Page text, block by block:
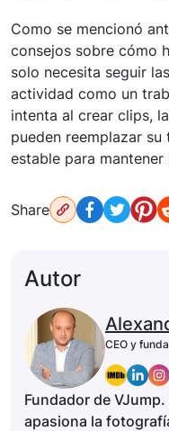
Como se mencionó
consejos sobre cómo
solo necesita seguir
actividad como un
intenta al crear clips,
pueden reemplazar
estable para mantener
Share
Autor
CEO y
Fundador de
apasiona la